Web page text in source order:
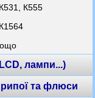
К555
лампи...)
та флюси